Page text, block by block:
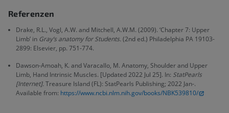
Referenzen
Drake, R.L., Vogl, A.W. and Mitchell, A.W.M. (2009). ‘Chapter 7: Upper
Limb’ in Gray’s anatomy for Students.(2nd ed.) Philadelphia PA 19103-
2899: Elsevier, pp. 751-774.
Dawson-Amoah, K. and Varacallo, M. Anatomy, Shoulder and Upper
Limb, Hand Intrinsic Muscles. [Updated 2022 Jul 25]. In: StatPearls
[Internet].Treasure Island (FL): StatPearls Publishing; 2022 Jan-.
Available from: https://www.ncbi.nlm.nih.gov/books/NBK539810/